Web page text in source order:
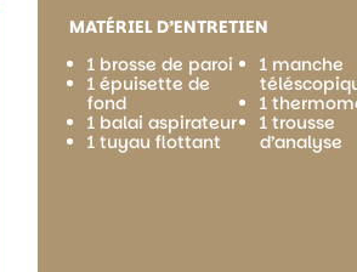
MATÉRIEL D’ENTRETIEN
1 brosse de paroi
1 épuisette de
fond
1 balai aspirateur
1 tuyau flottant
1 manche
1
1 trousse
d’analyse